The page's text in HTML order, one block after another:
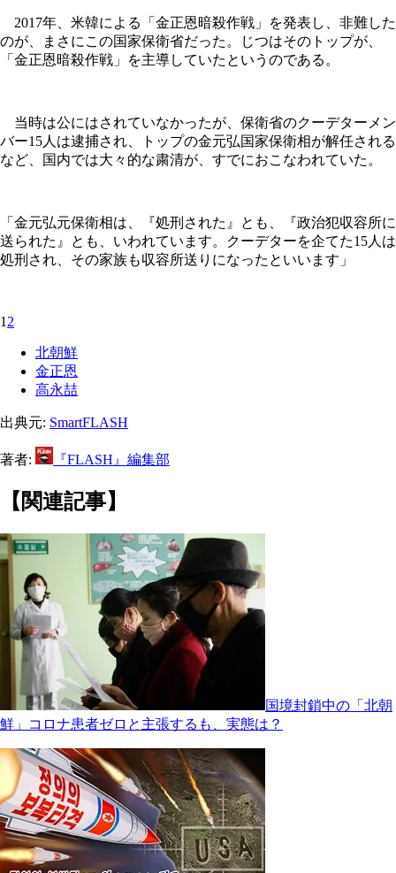
2017年、米韓による「金正恩暗殺作戦」を発表し、非難した
のが、まさにこの国家保衛省だった。じつはそのトップが、
「金正恩暗殺作戦」を主導していたというのである。
当時は公にはされていなかったが、保衛省のクーデターメン
バー15人は逮捕され、トップの金元弘国家保衛相が解任される
など、国内では大々的な粛清が、すでにおこなわれていた。
「金元弘元保衛相は、『処刑された』とも、『政治犯収容所に
送られた』とも、いわれています。クーデターを企てた15人は
処刑され、その家族も収容所送りになったといいます」
1 2
北朝鮮
金正恩
高永喆
出典元: SmartFLASH
著者: 『FLASH』編集部
【関連記事】
国境封鎖中の「北朝
鮮」コロナ患者ゼロと主張するも、実態は？